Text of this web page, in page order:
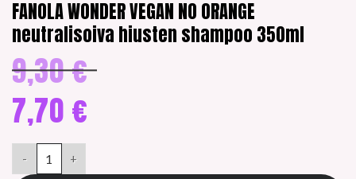
FANOLA WONDER VEGAN NO ORANGE
neutralisoiva hiusten shampoo 350ml
9,30€ hinta
7,70 €
hinta
on:
7,70 €.